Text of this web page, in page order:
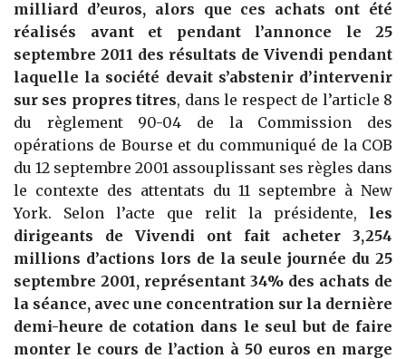
milliard d’euros, alors que ces achats ont été
réalisés avant et pendant l’annonce le 25
septembre 2011 des résultats de Vivendi pendant
laquelle la société devait s’abstenir d’intervenir
sur ses propres titres, dans le respect de l’article 8
du règlement 90-04 de la Commission des
opérations de Bourse et du communiqué de la COB
du 12 septembre 2001 assouplissant ses règles dans
le contexte des attentats du 11 septembre à New
York. Selon l’acte que relit la présidente, les
dirigeants de Vivendi ont fait acheter 3,254
millions d’actions lors de la seule journée du 25
septembre 2001, représentant 34% des achats de
la séance, avec une concentration sur la dernière
demi-heure de cotation dans le seul but de faire
monter le cours de l’action à 50 euros en marge